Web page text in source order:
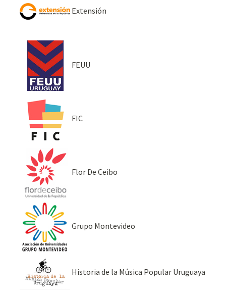
Extensión
FEUU
FIC
Flor De Ceibo
Grupo Montevideo
Historia de la Música Popular Uruguaya